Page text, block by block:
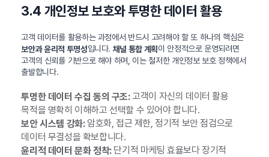
3.4 개인정보 보호와 투명한 데이터 활용
고객 데이터를 활용하는 과정에서 반드시 고려해야 할 또 하나의 핵심은
보안과 윤리적 투명성입니다. 채널 통합 계획이 안정적으로 운영되려면
고객의 신뢰를 기반으로 해야 하며, 이는 철저한 개인정보 보호 정책에서
출발합니다.
투명한 데이터 수집 동의 구조:고객이 자신의 데이터 활용
목적을 명확히 이해하고 선택할 수 있어야 합니다.
보안 시스템 강화:암호화, 접근 제한, 정기적 보안 점검으로
데이터 무결성을 확보합니다.
윤리적 데이터 문화 정착:단기적 마케팅 효율보다 장기적